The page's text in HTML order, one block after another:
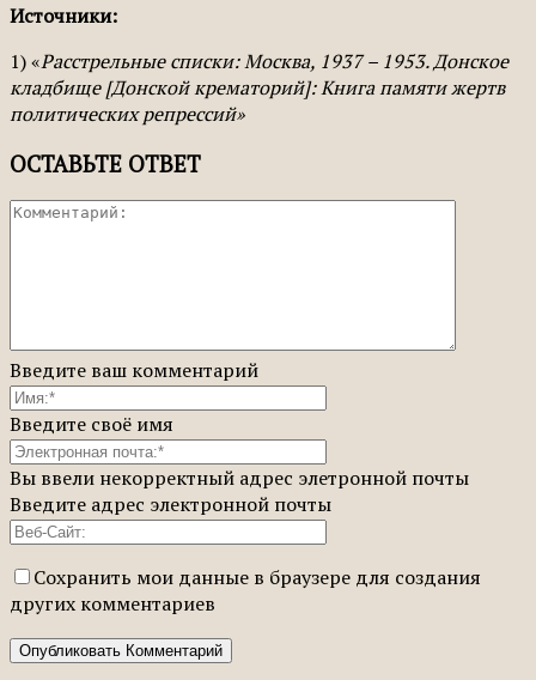
Источники:
1) «Расстрельные списки: Москва, 1937 – 1953. Донское
кладбище [Донской крематорий]: Книга памяти жертв
политических репрессий»
ОСТАВЬТЕ ОТВЕТ
Введите ваш комментарий
Введите своё имя
Вы ввели некорректный адрес элетронной почты
Введите адрес электронной почты
Сохранить мои данные в браузере для создания
других комментариев